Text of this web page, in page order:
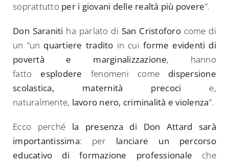
soprattutto per i giovani delle realtà più povere”.
Don Saraniti ha parlato di San Cristoforocome di
un “un quartiere tradito in cuiforme evidenti di
povertà e marginalizzazione, hanno
fatto esplodere fenomeni come dispersione
scolastica, maternità precoci e,
naturalmente, lavoro nero, criminalità e violenza”.
Ecco perché la presenza di Don Attard sarà
importantissima: per lanciare un percorso
educativo di formazione professionale che